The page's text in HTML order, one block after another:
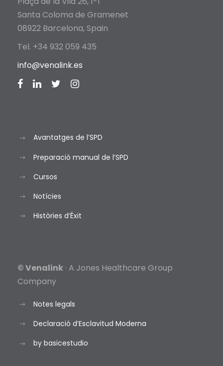
Santa Coloma de Gramenet
08922 Barcelona, Spain
Tel. +34 932 059 435
info@venalink.es
Avantatges de l’SPD
Preparació manual de l’SPD
Cursos
Notícies
Històries d’Éxit
© Venalink · A Jones Healthcare Group
Company
Notes legals
Declaració d’Esclavitud Moderna
by basicestudio